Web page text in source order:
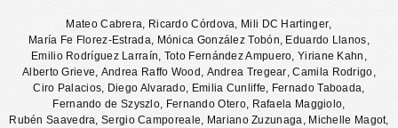
Mateo Cabrera, Ricardo Córdova, Mili DC Hartinger,
María Fe Florez-Estrada, Mónica González Tobón, Eduardo Llanos,
Emilio Rodríguez Larraín, Toto Fernández Ampuero,Yiriane Kahn ,
Alberto Grieve, Andrea Raffo Wood , Andrea Tregear,Camila Rodrigo,
Ciro Palacios, Diego Alvarado, Emilia Cunliffe, Fernado Taboada,
Fernando de Szyszlo, Fernando Otero, Rafaela Maggiolo,
Rubén Saavedra,Sergio Camporeale, Mariano Zuzunaga, Michelle Magot,